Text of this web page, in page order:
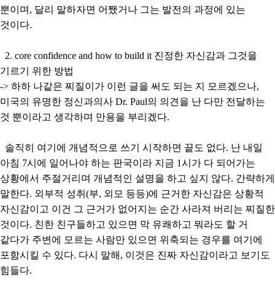
뿐이며, 달리 말하자면 어쨌거나 그는 발전의 과정에 있는
것이다.
2. core confidence and how to build it 진정한 자신감과 그것을
기르기 위한 방법
-> 하하 나같은 찌질이가 이런 글을 써도 되는 지 모르겠으나,
미국의 유명한 정신과의사 Dr. Paul의 의견을 난 다만 전달하는
것 뿐이라고 생각하며 만용을 부리겠다.
솔직히 여기에 개념적으로 쓰기 시작하면 끝도 없다. 난 내일
아침 7시에 일어나야 하는 판국이라 지금 1시가 다 되어가는
상황에서 주절거리며 개념적인 설명을 하고 싶지 않다. 간략하게
말한다. 외부적 성취(부, 외모 등등)에 근거한 자신감은 상황적
자신감이고 이건 그 근거가 없어지는 순간 사라져 버리는 찌질한
것이다. 친한 친구들하고 있으면 막 유쾌하고 뭐라도 할 거
같다가 주변에 모르는 사람만 있으면 위축되는 경우를 여기에
포함시킬 수 있다. 다시 말해, 이것은 진짜 자신감이라고 보기도
힘들다.